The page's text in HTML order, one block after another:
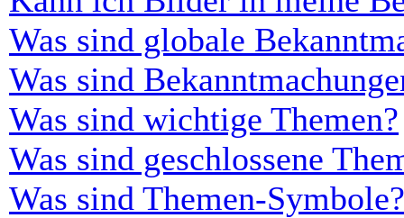
Was sind globale
Was sind
Was sind wichtige Themen?
Was sind geschlossene
Was sind Themen-Symbole?